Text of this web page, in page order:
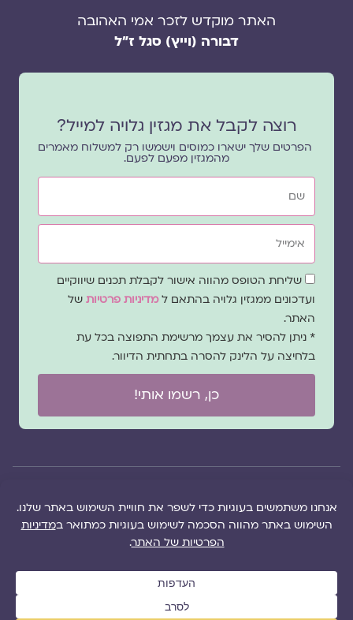
האתר מוקדש לזכר אמי האהובה
דבורה (וייץ) סגל ז"ל
רוצה לקבל את מגזין גלויה למייל?
הפרטים שלך ישארו כמוסים וישמשו רק למשלוח מאמרים
מהמגזין מפעם לפעם.
שם
אימייל
שדה
הסכמה
שליחת הטופס מהווה אישור לקבלת תכנים שיווקיים
ועדכונים ממגזין גלויה בהתאם למדיניות פרטיות של
האתר.
* ניתן להסיר את עצמך מרשימת התפוצה בכל עת
בלחיצה על הלינק להסרה בתחתית הדיוור.
כן, רשמו אותי!
הזכויות של מגזין
ושרה סגל־כץ אלא
של
שגגה
צרו
הוקם ב ❤ על ידי –
לימונדה 2.0
| מיתוג:
סטודיו נופר דסקל
שרה סגל־כץ
2.0
(2020-2026)
מפת אתר|